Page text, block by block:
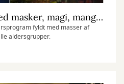
Efterårsprogram med masker, magi, manga og midtvejsvalg
fyldt med masser af
aldersgrupper.